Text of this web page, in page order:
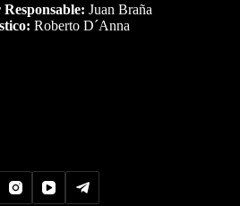
Juan Braña
Roberto D´Anna